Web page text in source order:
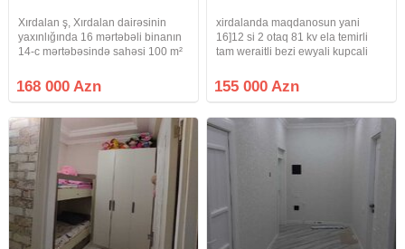
Xırdalan ş, Xırdalan dairəsinin
yaxınlığında 16 mərtəbəli binanın
14-c mərtəbəsində sahəsi 100 m²
satılır. Mənzil şəxsi yaşayış üçün
yüksək keyfiyyətli materiallarla
168 000 Azn
xirdalanda maqdanosun yani
16]12 si 2 otaq 81 kv ela temirli
tam weraitli bezi ewyali kupcali
155 000 Azn